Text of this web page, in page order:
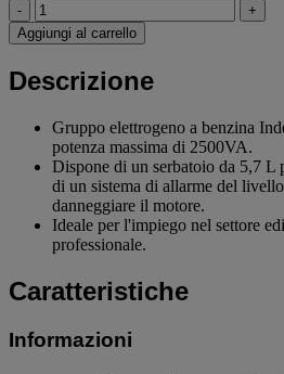
-
+
Aggiungi al carrello
Descrizione
Gruppo elettrogeno a benzina
potenza massima di 2500VA.
Dispone di un serbatoio da 5,7 L
di un sistema di allarme del
danneggiare il motore.
Ideale per l'impiego nel settore
professionale.
Caratteristiche
Informazioni